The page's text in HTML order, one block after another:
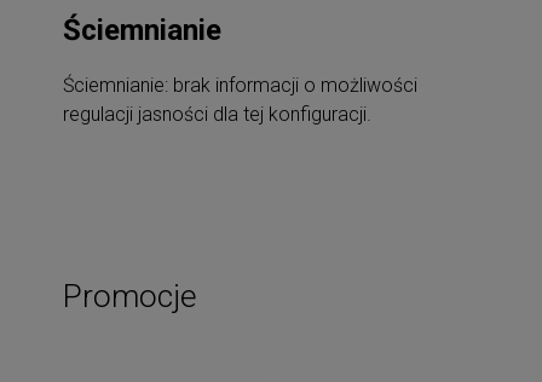
Ściemnianie
Ściemnianie: brak informacji o możliwości
regulacji jasności dla tej konfiguracji.
Promocje